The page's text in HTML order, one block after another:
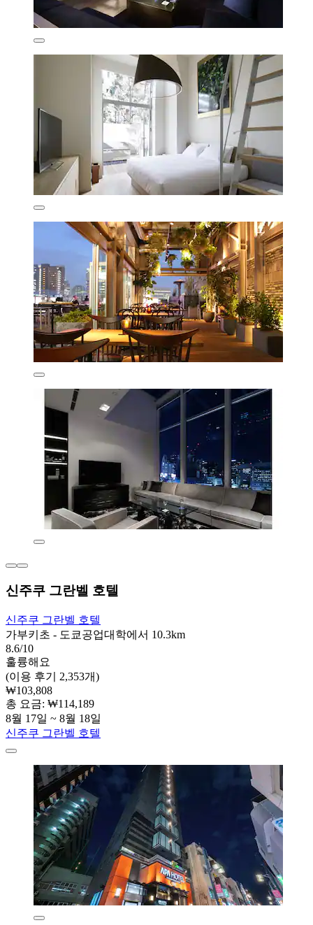
신주쿠 그란벨 호텔
신주쿠 그란벨 호텔
가부키초 - 도쿄공업대학에서 10.3km
8.6/10
훌륭해요
(이용 후기 2,353개)
₩103,808
총 요금: ₩114,189
8월 17일 ~ 8월 18일
신주쿠 그란벨 호텔